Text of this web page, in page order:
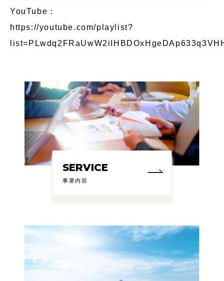
YouTube：
https://youtube.com/playlist?
SERVICE
事業内容